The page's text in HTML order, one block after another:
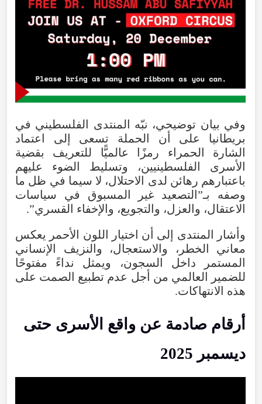
وفي بيان توضيحي، نبّه المنتدى الفلسطيني في
بريطانيا على أن الحملة تسعى إلى اعتماد
الشارة الحمراء رمزًا عالميًّا للتعريف بقضية
الأسرى الفلسطينيين، وتسليط الضوء عليهم
باعتبارهم رهائن لدى الاحتلال، لا سيما في ظل ما
وصفه بـ”التصعيد غير المسبوق في سياسات
الاعتقال، والعزل، والتجويع، والإخفاء القسري”.
وأشار المنتدى إلى أن اختيار اللون الأحمر يعكس
معاني الخطر، والاستعجال، والنزيف الإنساني
المستمر داخل السجون، ويمثل نداءً مفتوحًا
للضمير العالمي من أجل عدم تطبيع الصمت على
هذه الانتهاكات.
أرقام صادمة عن واقع الأسرى حتى
ديسمبر 2025